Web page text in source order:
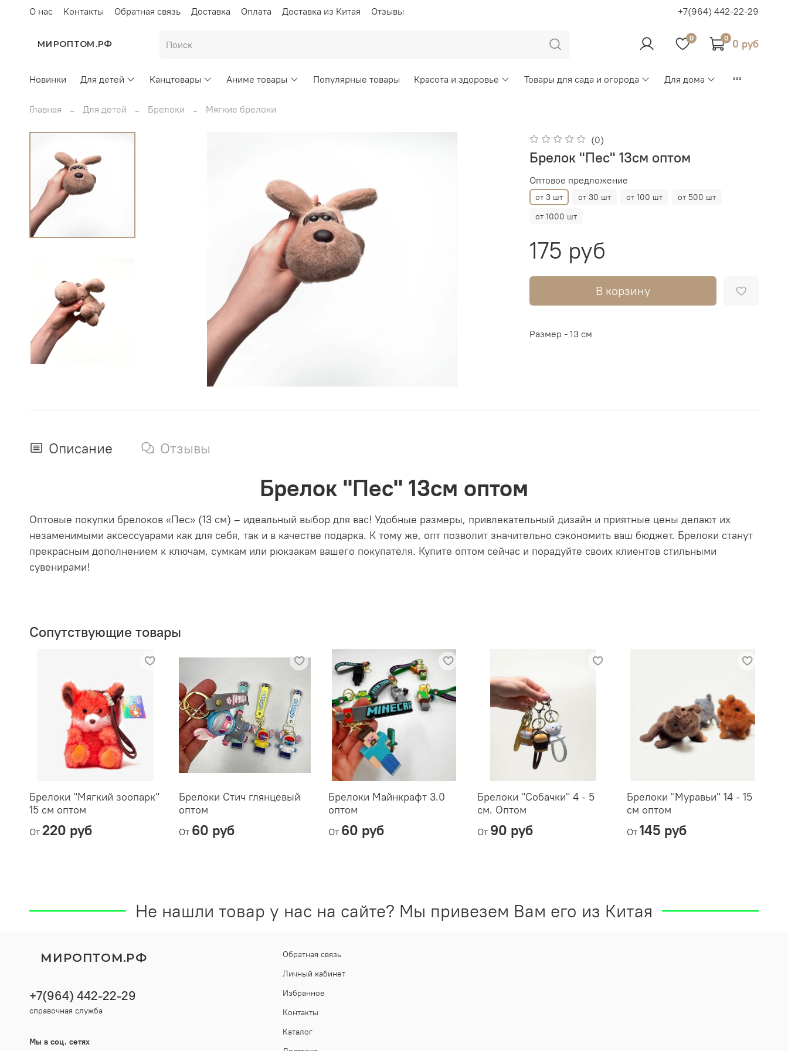
О нас Контакты Обратная связь Доставка Оплата Доставка из Китая Отзывы +7(964) 442-22-29
МИРОПТОМ.РФ
0 0 0 руб
Новинки Для детей Канцтовары Аниме товары Популярные товары Красота и здоровье Товары для сада и огорода Для дома
Главная Для детей Брелоки Мягкие брелоки
(0)
Брелок "Пес" 13см оптом
Оптовое предложение
от 3 шт от 30 шт от 100 шт
от 500 шт
от 1000 шт
175 руб
В корзину
Размер - 13 см
Описание Отзывы
Брелок "Пес" 13см оптом
Оптовые покупки брелоков «Пес» (13 см) – идеальный выбор для вас! Удобные размеры, привлекательный дизайн и приятные цены делают их
незаменимыми аксессуарами как для себя, так и в качестве подарка. К тому же, опт позволит значительно сэкономить ваш бюджет. Брелоки станут
прекрасным дополнением к ключам, сумкам или рюкзакам вашего покупателя. Купите оптом сейчас и порадуйте своих клиентов стильными
сувенирами!
Сопутствующие товары
Брелоки "Мягкий зоопарк"
15 см оптом
От 220 руб
Брелоки Стич глянцевый
оптом
От 60 руб
Брелоки Майнкрафт 3.0
оптом
От 60 руб
Брелоки "Собачки" 4 - 5
см. Оптом
От 90 руб
Брелоки "Муравьи" 14 - 15
см оптом
От 145 руб
Не нашли товар у нас на сайте? Мы привезем Вам его из Китая
Обратная связь
Личный кабинет
Избранное
Контакты
Каталог
МИРОПТОМ.РФ
+7(964) 442-22-29
справочная служба
Мы в соц. сетях